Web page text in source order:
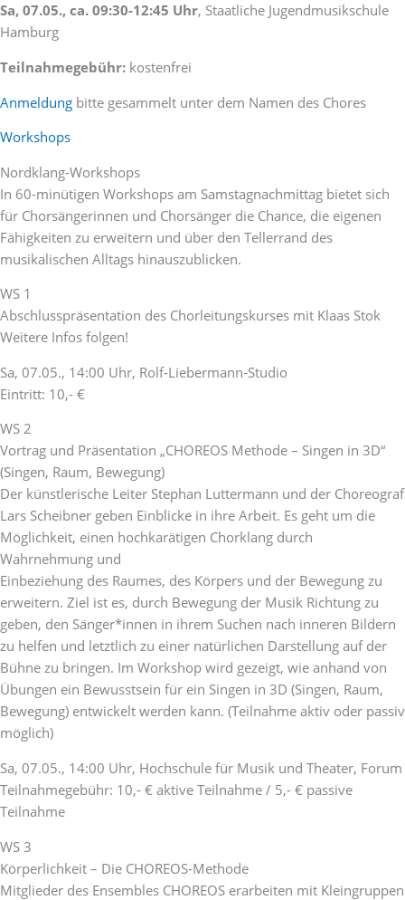
Sa, 07.05., ca. 09:30-12:45 Uhr, Staatliche Jugendmusikschule
Hamburg
Teilnahmegebühr: kostenfrei
Anmeldung bitte gesammelt unter dem Namen des Chores
Workshops
Nordklang-Workshops
In 60-minütigen Workshops am Samstagnachmittag bietet sich
für Chorsängerinnen und Chorsänger die Chance, die eigenen
Fähigkeiten zu erweitern und über den Tellerrand des
musikalischen Alltags hinauszublicken.
WS 1
Abschlusspräsentation des Chorleitungskurses mit Klaas Stok
Weitere Infos folgen!
Sa, 07.05., 14:00 Uhr, Rolf-Liebermann-Studio
Eintritt: 10,- €
WS 2
Vortrag und Präsentation „CHOREOS Methode – Singen in 3D“
(Singen, Raum, Bewegung)
Der künstlerische Leiter Stephan Luttermann und der Choreograf
Lars Scheibner geben Einblicke in ihre Arbeit. Es geht um die
Möglichkeit, einen hochkarätigen Chorklang durch
Wahrnehmung und
Einbeziehung des Raumes, des Körpers und der Bewegung zu
erweitern. Ziel ist es, durch Bewegung der Musik Richtung zu
geben, den Sänger*innen in ihrem Suchen nach inneren Bildern
zu helfen und letztlich zu einer natürlichen Darstellung auf der
Bühne zu bringen. Im Workshop wird gezeigt, wie anhand von
Übungen ein Bewusstsein für ein Singen in 3D (Singen, Raum,
Bewegung) entwickelt werden kann. (Teilnahme aktiv oder passiv
möglich)
Sa, 07.05., 14:00 Uhr, Hochschule für Musik und Theater, Forum
Teilnahmegebühr: 10,- € aktive Teilnahme / 5,- € passive
Teilnahme
WS 3
Körperlichkeit – Die CHOREOS-Methode
Mitglieder des Ensembles CHOREOS erarbeiten mit Kleingruppen